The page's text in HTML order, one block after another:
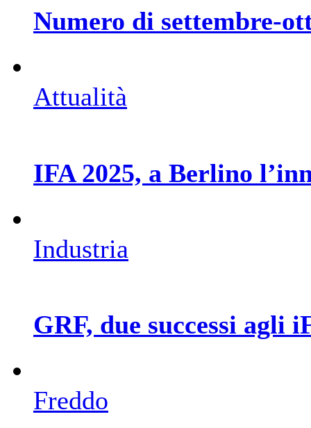
Numero di settembre-
Attualità
IFA 2025, a Berlino
Industria
GRF, due successi agli
Freddo